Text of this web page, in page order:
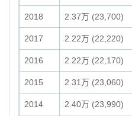
2018 2.37万 (23,700)
2017 2.22万 (22,220)
2016 2.22万 (22,170)
2015 2.31万 (23,060)
2014 2.40万 (23,990)